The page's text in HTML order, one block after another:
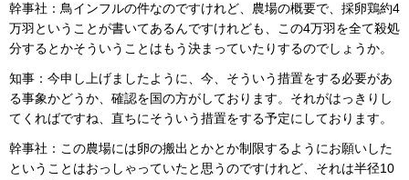
幹事社：鳥インフルの件なのですけれど、農場の概要で、採卵鶏約4
万羽ということが書いてあるんですけれども、この4万羽を全て殺処
分するとかそういうことはもう決まっていたりするのでしょうか。
知事：今申し上げましたように、今、そういう措置をする必要があ
る事象かどうか、確認を国の方がしております。それがはっきりし
てくればですね、直ちにそういう措置をする予定にしております。
幹事社：この農場には卵の搬出とかとか制限するようにお願いした
ということはおっしゃっていたと思うのですけれど、それは半径10